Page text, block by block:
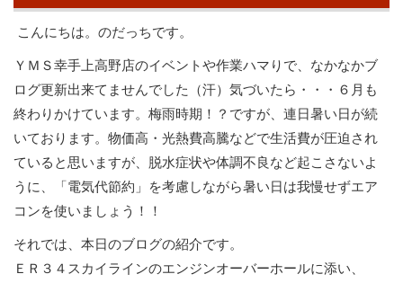
こんにちは。のだっちです。
ＹＭＳ幸手上高野店のイベントや作業ハマりで、なかなかブ
ログ更新出来てませんでした（汗）気づいたら・・・６月も
終わりかけています。梅雨時期！？ですが、連日暑い日が続
いております。物価高・光熱費高騰などで生活費が圧迫され
ていると思いますが、脱水症状や体調不良など起こさないよ
うに、「電気代節約」を考慮しながら暑い日は我慢せずエア
コンを使いましょう！！
それでは、本日のブログの紹介です。
ＥＲ３４スカイラインのエンジンオーバーホールに添い、